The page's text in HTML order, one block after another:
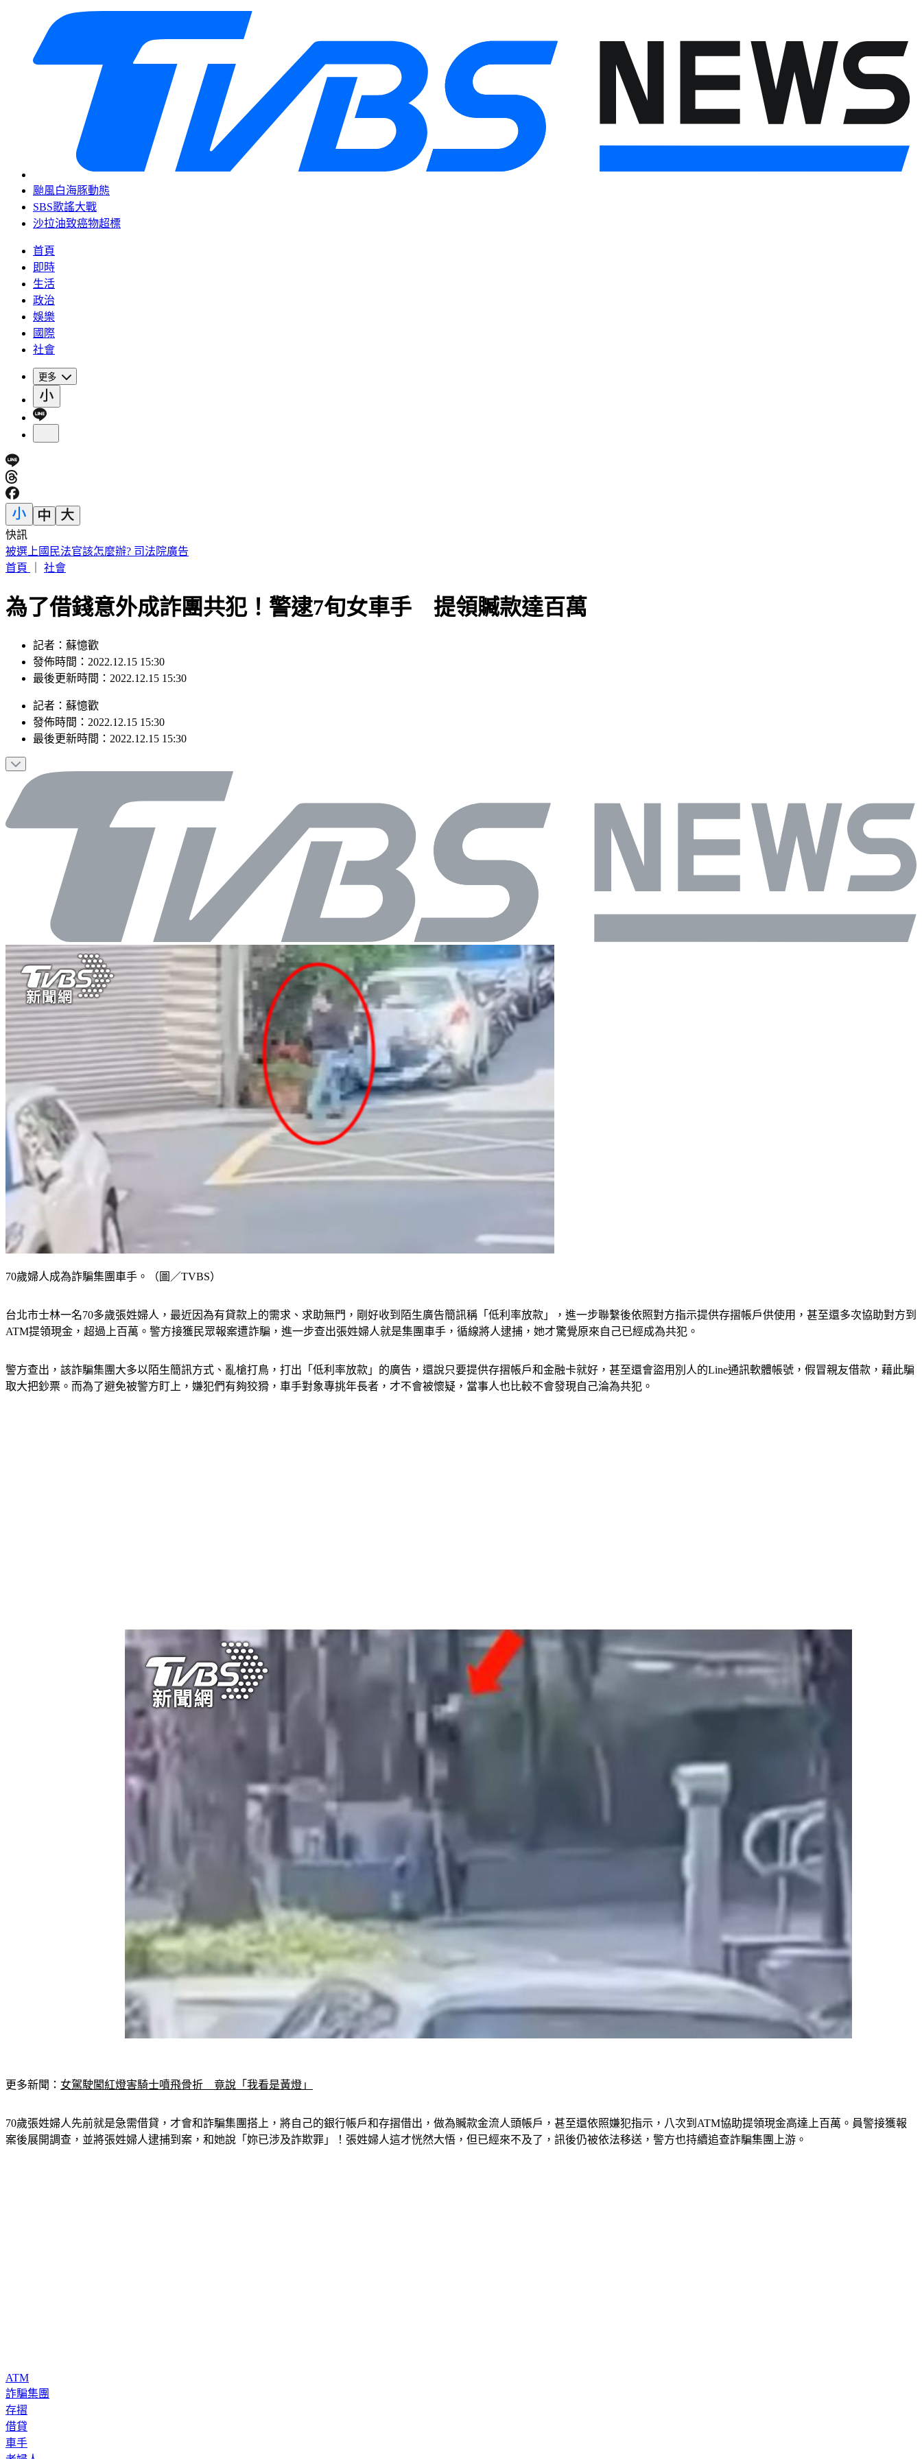
颱風白海豚動態
SBS歌謠大戰
沙拉油致癌物超標
首頁
即時
生活
政治
娛樂
國際
社會
更多
快訊
快訊／「蝴蝶姐姐」愷樂生了！雙胞胎女兒35週早產
首頁
社會
為了借錢意外成詐團共犯！警逮7旬女車手 提領贓款達百萬
記者：蘇憶歡
發佈時間：2022.12.15 15:30
最後更新時間：2022.12.15 15:30
記者 ： 蘇憶歡
發佈時間： 2022.12.15 15:30
最後更新時間： 2022.12.15 15:30
70歲婦人成為詐騙集團車手。（圖／TVBS）
台北市士林一名70多歲張姓婦人，最近因為有貸款上的需求、求助無門，剛好收到陌生廣告簡訊稱「低利率放款」，進一步聯繫後依照對方指示提供存摺帳戶供使用，甚至還多次協助對方到
ATM提領現金，超過上百萬。警方接獲民眾報案遭詐騙，進一步查出張姓婦人就是集團車手，循線將人逮捕，她才驚覺原來自己已經成為共犯。
警方查出，該詐騙集團大多以陌生簡訊方式、亂槍打鳥，打出「低利率放款」的廣告，還說只要提供存摺帳戶和金融卡就好，甚至還會盜用別人的Line通訊軟體帳號，假冒親友借款，藉此騙
取大把鈔票。而為了避免被警方盯上，嫌犯們有夠狡猾，車手對象專挑年長者，才不會被懷疑，當事人也比較不會發現自己淪為共犯。
更多新聞： 女駕駛闖紅燈害騎士噴飛骨折　竟說「我看是黃燈」
70歲張姓婦人先前就是急需借貸，才會和詐騙集團搭上，將自己的銀行帳戶和存摺借出，做為贓款金流人頭帳戶，甚至還依照嫌犯指示，八次到ATM協助提領現金高達上百萬。員警接獲報
案後展開調查，並將張姓婦人逮捕到案，和她說「妳已涉及詐欺罪」！張姓婦人這才恍然大悟，但已經來不及了，訊後仍被依法移送，警方也持續追查詐騙集團上游。
ATM
詐騙集團
存摺
借貸
車手